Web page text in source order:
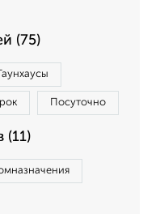
(75)
Посуточно
(11)